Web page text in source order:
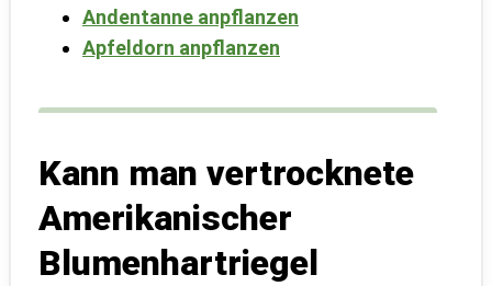
Andentanne anpflanzen
Apfeldorn anpflanzen
Kann man vertrocknete
Amerikanischer
Blumenhartriegel